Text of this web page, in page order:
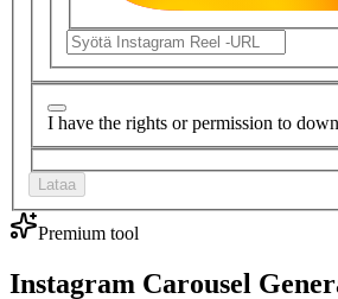
I have the rights or permission to
Lataa
Premium tool
Instagram Carousel